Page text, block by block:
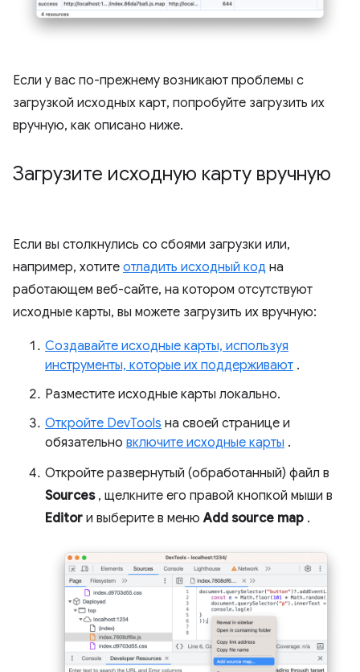
Если у вас по-прежнему возникают проблемы с
загрузкой исходных карт, попробуйте загрузить их
вручную, как описано ниже.
Загрузите исходную карту вручную
Если вы столкнулись со сбоями загрузки или,
например, хотите отладить исходный код на
работающем веб-сайте, на котором отсутствуют
исходные карты, вы можете загрузить их вручную:
Создавайте исходные карты, используя
инструменты, которые их поддерживают .
Разместите исходные карты локально.
Откройте DevTools на своей странице и
обязательно включите исходные карты .
Откройте развернутый (обработанный) файл в
Sources, щелкните его правой кнопкой мыши в
Editor и выберите в менюAdd source map .